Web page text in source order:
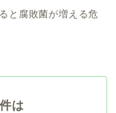
と 腐敗菌が増える危
は